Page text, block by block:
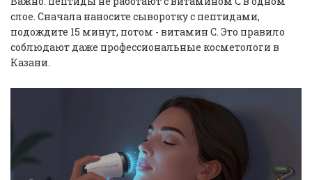
слое. Сначала наносите сыворотку с пептидами,
подождите 15 минут, потом - витамин С. Это правило
соблюдают даже профессиональные косметологи в
Казани.